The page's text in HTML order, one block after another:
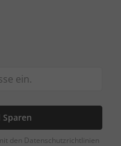
den Datenschutzrichtlinien